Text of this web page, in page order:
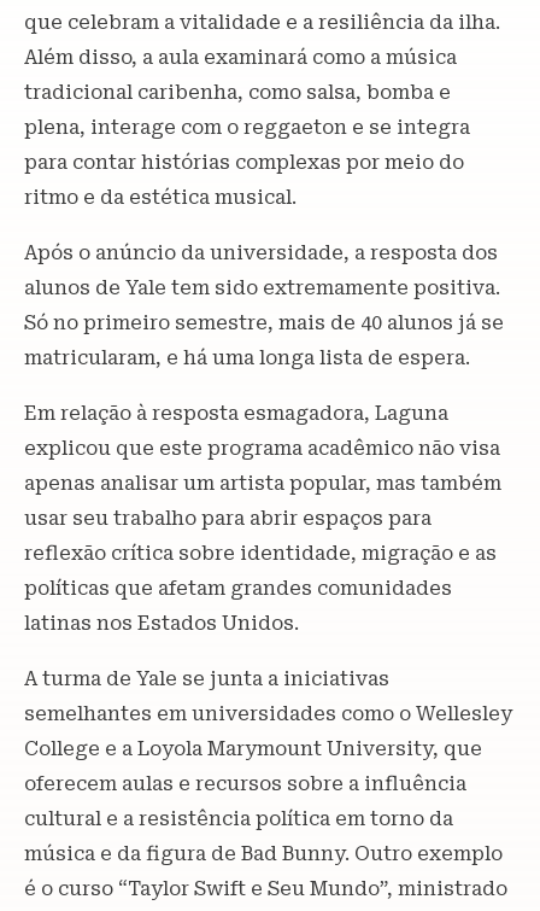
que celebram a vitalidade e a resiliência da ilha.
Além disso, a aula examinará como a música
tradicional caribenha, como salsa, bomba e
plena, interage com o reggaeton e se integra
para contar histórias complexas por meio do
ritmo e da estética musical.
Após o anúncio da universidade, a resposta dos
alunos de Yale tem sido extremamente positiva.
Só no primeiro semestre, mais de 40 alunos já se
matricularam, e há uma longa lista de espera.
Em relação à resposta esmagadora, Laguna
explicou que este programa acadêmico não visa
apenas analisar um artista popular, mas também
usar seu trabalho para abrir espaços para
reflexão crítica sobre identidade, migração e as
políticas que afetam grandes comunidades
latinas nos Estados Unidos.
A turma de Yale se junta a iniciativas
semelhantes em universidades como o Wellesley
College e a Loyola Marymount University, que
oferecem aulas e recursos sobre a influência
cultural e a resistência política em torno da
música e da figura de Bad Bunny. Outro exemplo
é o curso “Taylor Swift e Seu Mundo”, ministrado